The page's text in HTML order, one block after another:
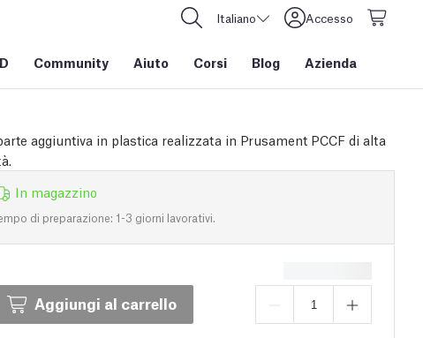
Italiano Accesso
Community Aiuto Corsi Blog Azienda
aggiuntiva in plastica realizzata in Prusament PCCF di alta
In magazzino
di preparazione: 1-3 giorni lavorativi.
Aggiungi al carrello